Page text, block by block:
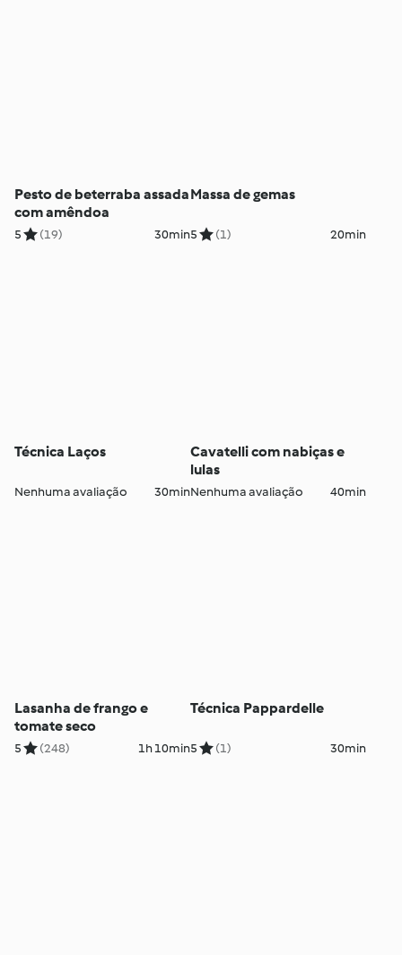
Pesto de beterraba assada
com amêndoa
5 (19) 30min
Massa de gemas
5 (1) 20min
Técnica Laços
Nenhuma avaliação 30min
Cavatelli com nabiças e
lulas
Nenhuma avaliação 40min
Lasanha de frango e
tomate seco
5 (248) 1h 10min
Técnica Pappardelle
5 (1) 30min